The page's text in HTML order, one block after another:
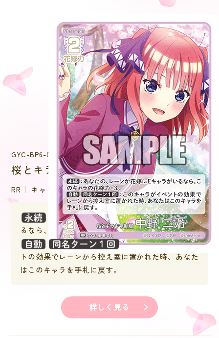
GYC-BP6-010
桜とキラキラ制服 中野 二乃
RR キャラクター
：あなたの、レーンか花嫁にEキャラがい
るなら、このキャラの花嫁力＋３。
：このキャラがイベン
トの効果でレーンから控え室に置かれた時、あなた
はこのキャラを手札に戻す。
詳しく見る